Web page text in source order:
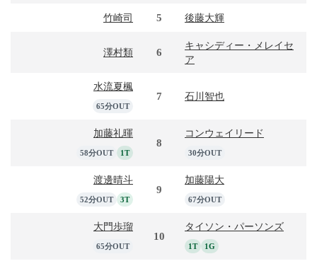
竹崎司 5 後藤大輝
澤村類 6
キャシディー・メレイセ
ア
水流夏楓
65分OUT
7 石川智也
加藤礼暉
58分OUT 1T
8
コンウェイリード
30分OUT
渡邊晴斗
52分OUT 3T
9
加藤陽大
67分OUT
大門歩瑠
65分OUT
10
タイソン・パーソンズ
1T 1G